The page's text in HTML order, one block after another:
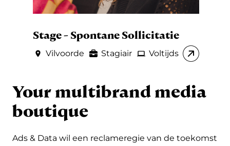
Stage - Spontane Sollicitatie
Vilvoorde Stagiair Voltijds
Your multibrand media
boutique
Ads & Data wil een reclameregie van de toekomst